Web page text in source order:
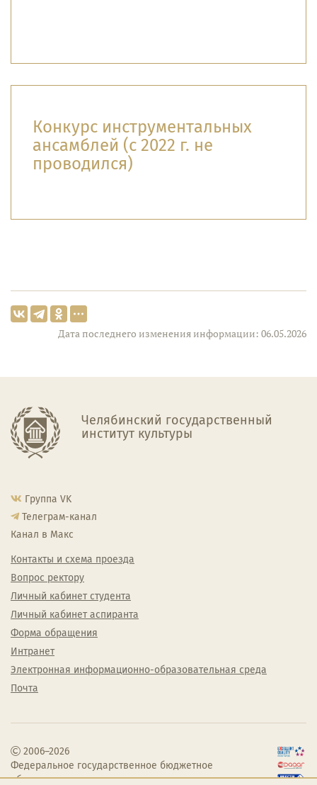
Конкурс инструментальных
ансамблей (с 2022 г. не
проводился)
Дата последнего изменения информации: 06.05.2026
Челябинский государственный
институт культуры
Группа VK
Телеграм-канал
Канал в Макс
Контакты и схема проезда
Вопрос ректору
Личный кабинет студента
Личный кабинет аспиранта
Форма обращения
Интранет
Электронная информационно-образовательная среда
Почта
2006–2026
Федеральное государственное бюджетное
образовательное учреждение высшего